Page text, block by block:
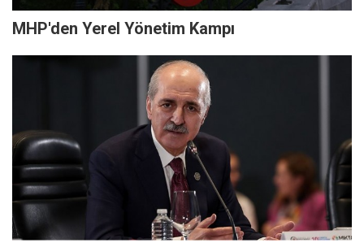
MHP'den Yerel Yönetim Kampı